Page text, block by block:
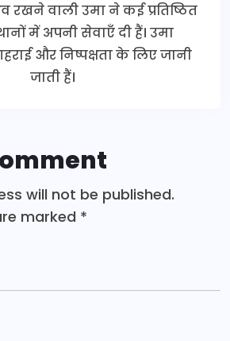
वाली उमा ने कई प्रतिष्ठित
में अपनी सेवाएँ दी हैं। उमा
और निष्पक्षता के लिए जानी
जाती हैं।
will not be published.
marked *